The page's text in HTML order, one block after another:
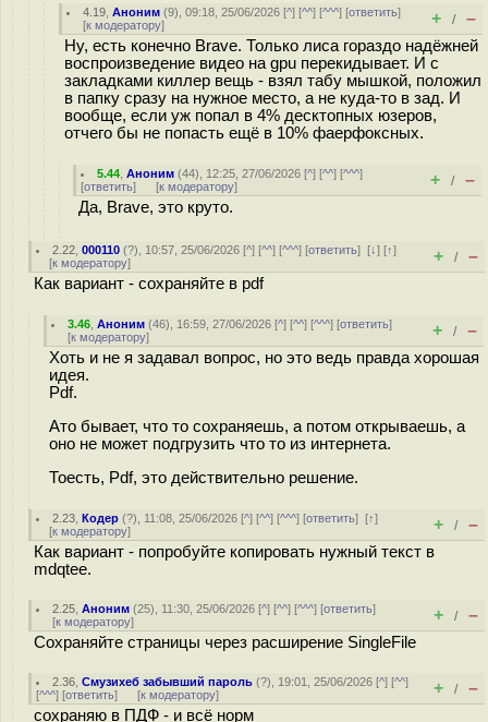
4.19 ,Аноним (9), 09:18, 25/06/2026 [^] [^^] [^^^] [ответить]
[к модератору] + / –
Ну, есть конечно Brave. Только лиса гораздо надёжней
воспроизведение видео на gpu перекидывает. И с
закладками киллер вещь - взял табу мышкой, положил
в папку сразу на нужное место, а не куда-то в зад. И
вообще, если уж попал в 4% десктопных юзеров,
отчего бы не попасть ещё в 10% фаерфоксных.
5.44 ,Аноним (44), 12:25, 27/06/2026 [^] [^^] [^^^]
[ответить] [к модератору] + / –
Да, Brave, это круто.
2.22 ,000110 (?), 10:57, 25/06/2026 [^] [^^] [^^^] [ответить][↓] [↑]
[к модератору] + / –
Как вариант - сохраняйте в pdf
3.46 ,Аноним (46), 16:59, 27/06/2026 [^] [^^] [^^^] [ответить]
[к модератору] + / –
Хоть и не я задавал вопрос, но это ведь правда хорошая
идея.
Pdf.
Ато бывает, что то сохраняешь, а потом открываешь, а
оно не может подгрузить что то из интернета.
Тоесть, Pdf, это действительно решение.
2.23 ,Кодер (?), 11:08, 25/06/2026 [^] [^^] [^^^] [ответить][↑]
[к модератору] + / –
Как вариант - попробуйте копировать нужный текст в
mdqtee.
2.25 ,Аноним (25), 11:30, 25/06/2026 [^] [^^] [^^^] [ответить]
[к модератору] + / –
Сохраняйте страницы через расширение SingleFile
2.36 ,Смузихеб забывший пароль (?), 19:01, 25/06/2026 [^] [^^]
[^^^] [ответить] [к модератору] + / –
сохраняю в ПДФ - и всё норм